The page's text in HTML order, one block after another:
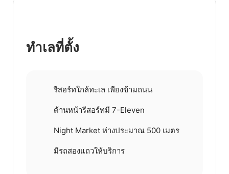
ทำเลที่ตั้ง
รีสอร์ทใกล้ทะเล เพียงข้ามถนน
ด้านหน้ารีสอร์ทมี 7-Eleven
Night Market ห่างประมาณ 500 เมตร
มีรถสองแถวให้บริการ